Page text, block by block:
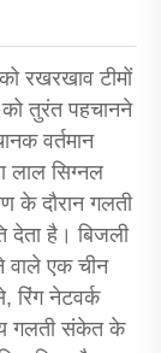
रखरखाव टीमों
को तुरंत पहचानने
वर्तमान
लाल सिग्नल
के दौरान गलती
देता है। बिजली
वाले एक चीन
रिंग नेटवर्क
गलती संकेत के